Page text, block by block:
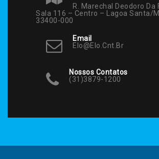
R. Marechal Deodoro Da
Sala 116 – Centro – Lagoa Santa/
33400-000
Email
Elo@elo.cnt.br
Nossos Contatos
(31)3879-1200